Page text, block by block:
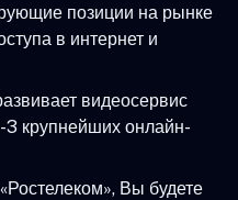
позиции на рынке
в интернет и
видеосервис
3 крупнейших онлайн-
Вы будете